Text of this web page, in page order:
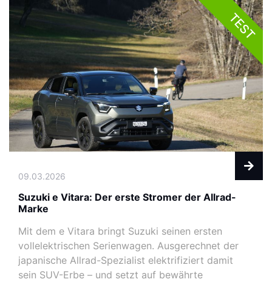
TEST
09.03.2026
Suzuki e Vitara: Der erste Stromer der Allrad-
Marke
Mit dem e Vitara bringt Suzuki seinen ersten
vollelektrischen Serienwagen. Ausgerechnet der
japanische Allrad-Spezialist elektrifiziert damit
sein SUV-Erbe – und setzt auf bewährte